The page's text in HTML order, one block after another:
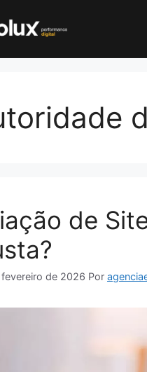
de
fevereiro de 2026 Por